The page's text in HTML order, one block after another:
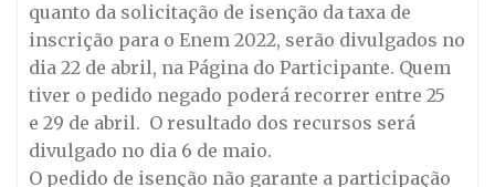
quanto da solicitação de isenção da taxa de
inscrição para o Enem 2022, serão divulgados no
dia 22 de abril, na Página do Participante. Quem
tiver o pedido negado poderá recorrer entre 25
e 29 de abril. O resultado dos recursos será
divulgado no dia 6 de maio.
O pedido de isenção não garante a participação